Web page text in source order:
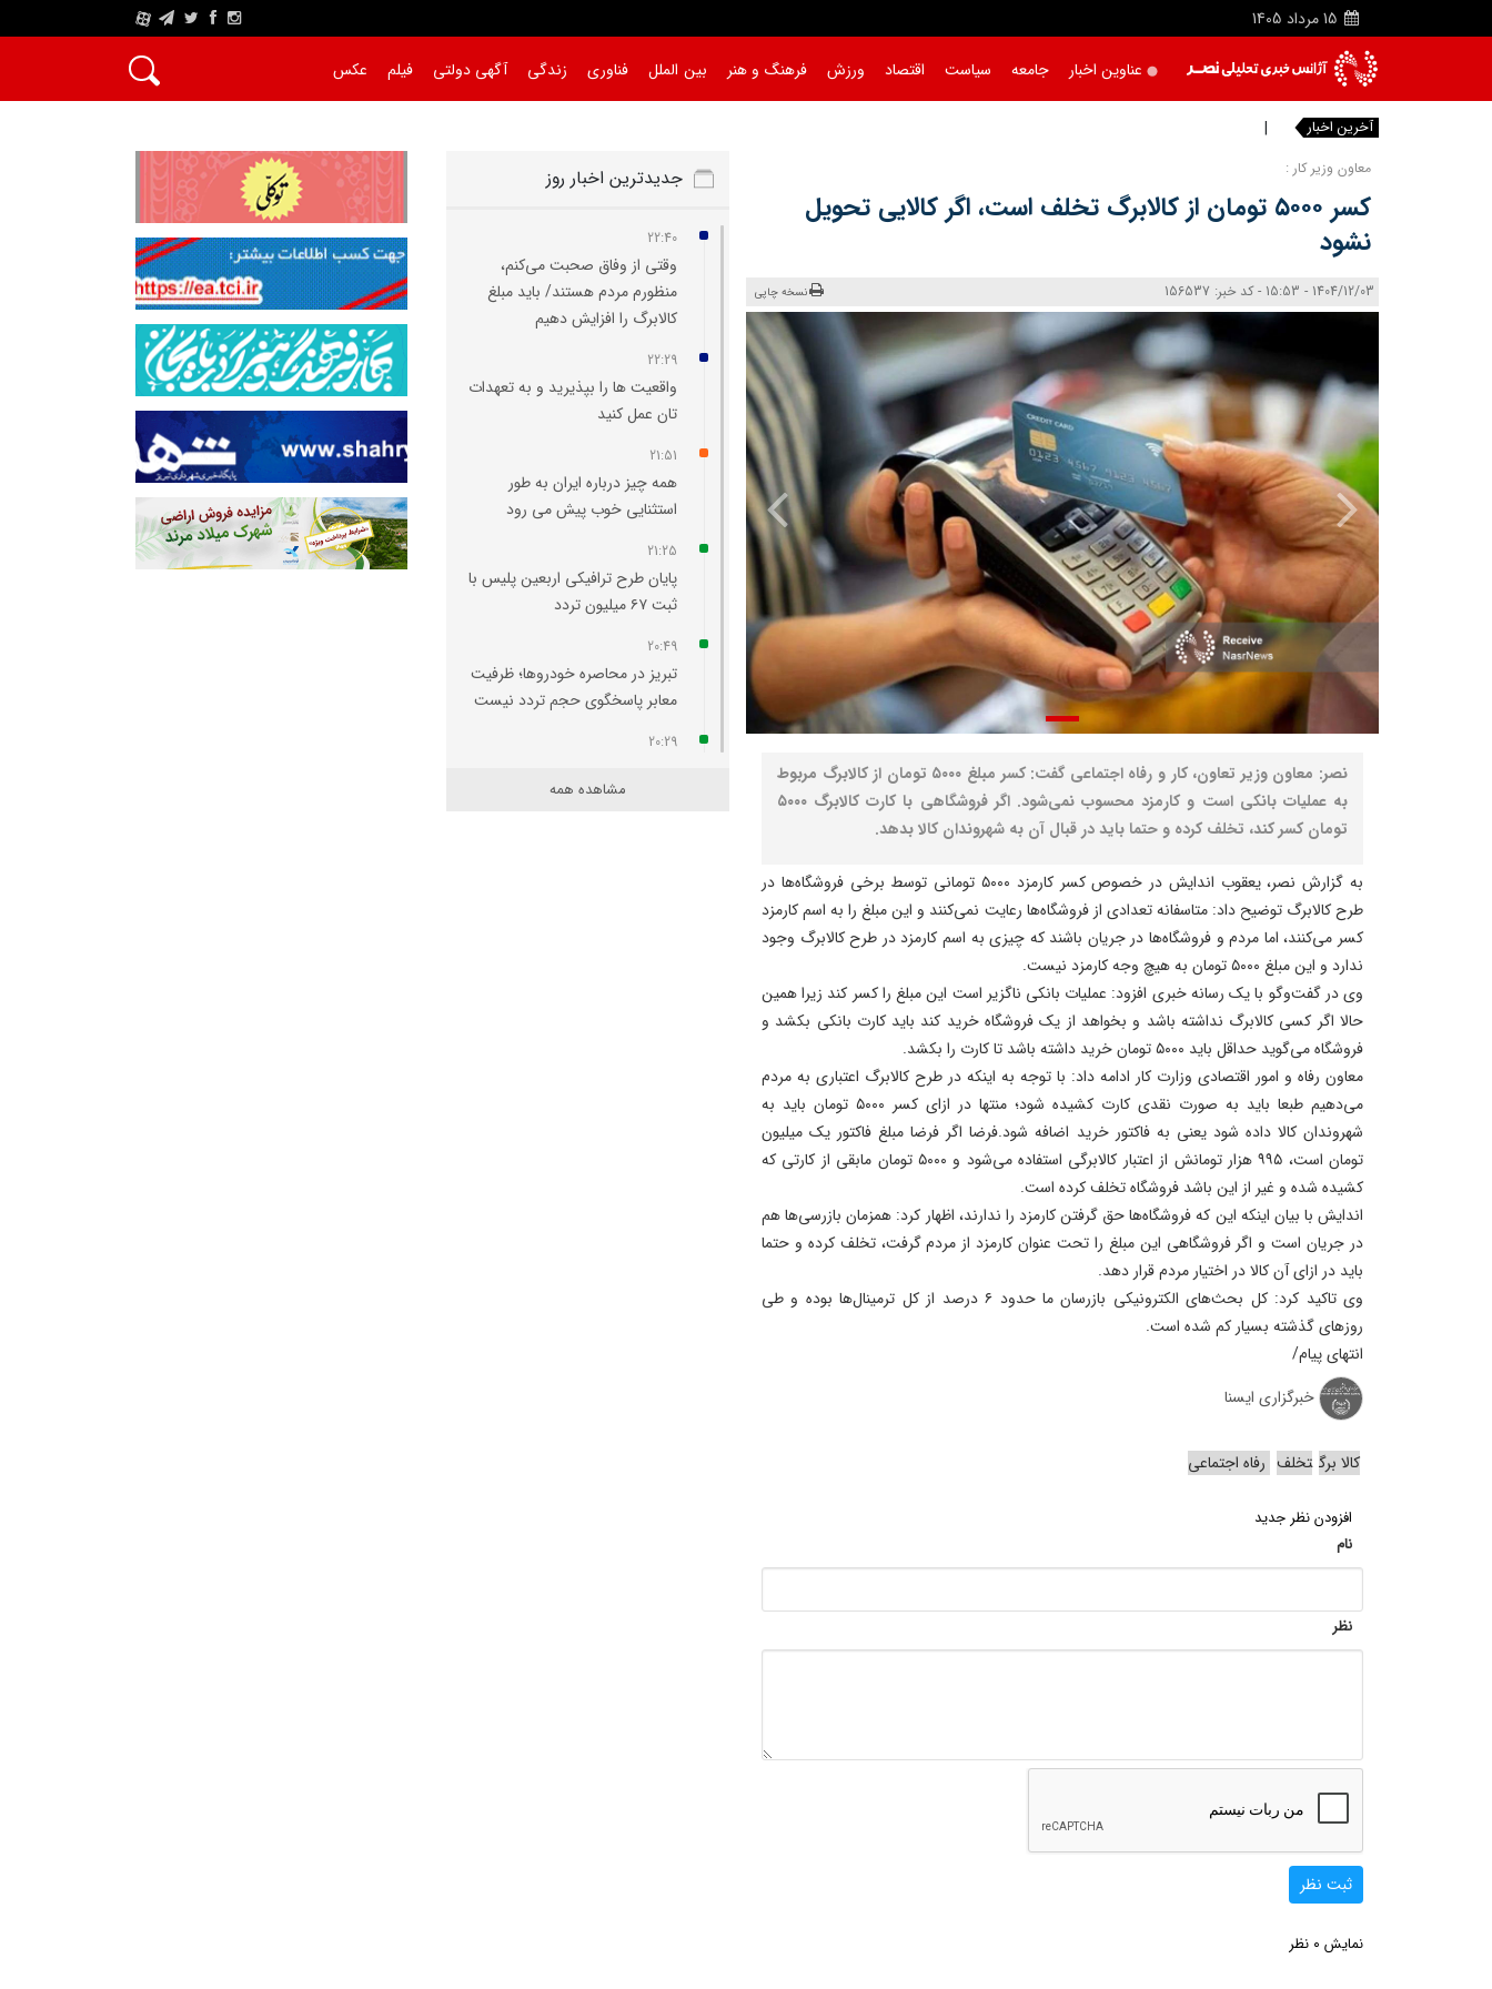
15 مرداد 1405
A
عناوین اخبار جامعه سیاست اقتصاد ورزش فرهنگ و هنر بین الملل فناوری زندگی آگهی دولتی فیلم عکس
آخرین اخبار
معاون وزیر کار :
کسر ۵۰۰۰ تومان از کالابرگ تخلف است، اگر کالایی تحویل
نشود
1404/12/03 - 15:53 - کد خبر: 156537 نسخه چاپی
نصر: معاون وزیر تعاون، کار و رفاه اجتماعی گفت: کسر مبلغ ۵۰۰۰ تومان از کالابرگ مربوط
به عملیات بانکی است و کارمزد محسوب نمی‌شود. اگر فروشگاهی با کارت کالابرگ ۵۰۰۰
تومان کسر کند، تخلف کرده و حتما باید در قبال آن به شهروندان کالا بدهد.
به گزارش نصر، یعقوب اندایش در خصوص کسر کارمزد ۵۰۰۰ تومانی توسط برخی فروشگاه‌ها در
طرح کالابرگ توضیح داد: متاسفانه تعدادی از فروشگاه‌ها رعایت نمی‌کنند و این مبلغ را به اسم کارمزد
کسر می‌کنند، اما مردم و فروشگاه‌ها در جریان باشند که چیزی به اسم کارمزد در طرح کالابرگ وجود
ندارد و این مبلغ ۵۰۰۰ تومان به هیچ وجه کارمزد نیست.
وی در گفت‌وگو با یک رسانه خبری افزود: عملیات بانکی ناگزیر است این مبلغ را کسر کند زیرا همین
حالا اگر کسی کالابرگ نداشته باشد و بخواهد از یک فروشگاه خرید کند باید کارت بانکی بکشد و
فروشگاه می‌گوید حداقل باید ۵۰۰۰ تومان خرید داشته باشد تا کارت را بکشد.
معاون رفاه و امور اقتصادی وزارت کار ادامه داد: با توجه به اینکه در طرح کالابرگ اعتباری به مردم
می‌دهیم طبعا باید به صورت نقدی کارت کشیده شود؛ منتها در ازای کسر ۵۰۰۰ تومان باید به
شهروندان کالا داده شود یعنی به فاکتور خرید اضافه شود.فرضا اگر فرضا مبلغ فاکتور یک میلیون
تومان است، ۹۹۵ هزار تومانش از اعتبار کالابرگی استفاده می‌شود و ۵۰۰۰ تومان مابقی از کارتی که
کشیده شده و غیر از این باشد فروشگاه تخلف کرده است.
اندایش با بیان اینکه این که فروشگاه‌ها حق گرفتن کارمزد را ندارند، اظهار کرد: همزمان بازرسی‌ها هم
در جریان است و اگر فروشگاهی این مبلغ را تحت عنوان کارمزد از مردم گرفت، تخلف کرده و حتما
باید در ازای آن کالا در اختیار مردم قرار دهد.
وی تاکید کرد: کل بحث‌های الکترونیکی بازرسان ما حدود ۶ درصد از کل ترمینال‌ها بوده و طی
روزهای گذشته بسیار کم شده است.
انتهای پیام/
خبرگزاری ایسنا
کالا برگ تخلف رفاه اجتماعی
افزودن نظر جدید
نام
نظر
ثبت نظر
نمایش 0 نظر
جدیدترین اخبار روز
22:40
وقتی از وفاق صحبت می‌کنم،
منظورم مردم هستند/ باید مبلغ
کالابرگ را افزایش دهیم
22:29
واقعیت‌ ها را بپذیرید و به تعهدات‌
تان عمل کنید
21:51
همه چیز درباره ایران به طور
استثنایی خوب پیش می‌ رود
21:25
پایان طرح ترافیکی اربعین پلیس با
ثبت ۶۷ میلیون تردد
20:49
تبریز در محاصره خودروها؛ ظرفیت
معابر پاسخگوی حجم تردد نیست
20:29
محله لک‌ لکلر تبریز مهار شد
مشاهده همه